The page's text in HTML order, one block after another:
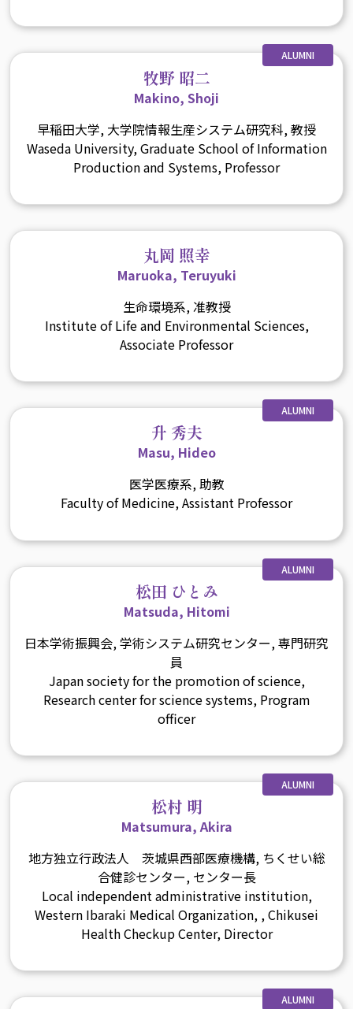
ALUMNI
牧野 昭二
Makino, Shoji
早稲田大学, 大学院情報生産システム研究科, 教授
Waseda University, Graduate School of Information
Production and Systems, Professor
丸岡 照幸
Maruoka, Teruyuki
生命環境系, 准教授
Institute of Life and Environmental Sciences,
Associate Professor
ALUMNI
升 秀夫
Masu, Hideo
医学医療系, 助教
Faculty of Medicine, Assistant Professor
ALUMNI
松田 ひとみ
Matsuda, Hitomi
日本学術振興会, 学術システム研究センター, 専門研究
員
Japan society for the promotion of science,
Research center for science systems, Program
officer
ALUMNI
松村 明
Matsumura, Akira
地方独立行政法人 茨城県西部医療機構, ちくせい総
合健診センター, センター長
Local independent administrative institution,
Western Ibaraki Medical Organization, , Chikusei
Health Checkup Center, Director
ALUMNI